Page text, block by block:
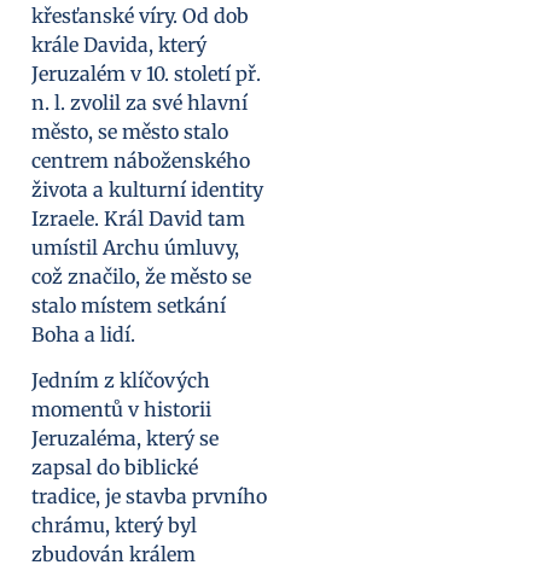
křesťanské víry. Od dob
krále Davida, který
Jeruzalém v 10. století př.
n. l. zvolil za své hlavní
město, se město stalo
centrem náboženského
života a kulturní identity
Izraele. Král David tam
umístil Archu úmluvy,
což značilo, že město se
stalo místem setkání
Boha a lidí.
Jedním z klíčových
momentů v historii
Jeruzaléma, který se
zapsal do biblické
tradice, je stavba prvního
chrámu, který byl
zbudován králem